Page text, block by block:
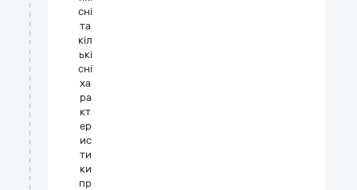
сні
та
кіл
ькі
сні
ха
ра
кт
ер
ис
ти
ки
пр